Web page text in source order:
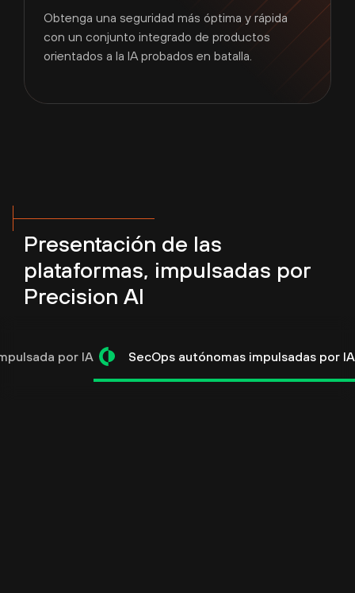
Obtenga una seguridad más óptima y rápida
con un conjunto integrado de productos
orientados a la IA probados en batalla.
Presentación de las
plataformas, impulsadas por
Precision AI
por IA SecOps autónomas impulsadas por IA